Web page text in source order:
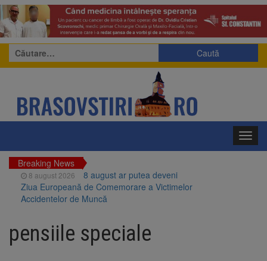
Caută
după:
Breaking News
8 august 2026
8 august ar putea deveni
Ziua Europeană de Comemorare a Victimelor
Accidentelor de Muncă
fostului complex Duplex 91, de lângă Piața
Star
Ungaria renunță la apelul
pensiile speciale